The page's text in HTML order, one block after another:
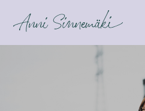
ANNI SINNEMÄKI